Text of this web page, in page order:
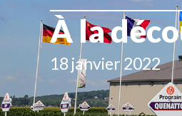
À la
18 janvier 2022